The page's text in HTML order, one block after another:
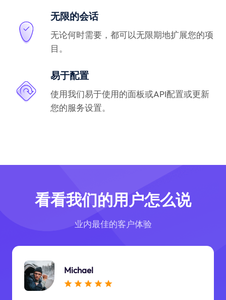
无限的会话
无论何时需要，都可以无限期地扩展您的项
目。
易于配置
使用我们易于使用的面板或API配置或更新
您的服务设置。
看看我们的用户怎么说
业内最佳的客户体验
Michael